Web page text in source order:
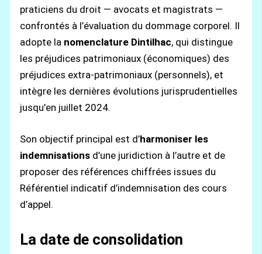
praticiens du droit — avocats et magistrats —
confrontés à l’évaluation du dommage corporel. Il
adopte la nomenclature Dintilhac, qui distingue
les préjudices patrimoniaux (économiques) des
préjudices extra-patrimoniaux (personnels), et
intègre les dernières évolutions jurisprudentielles
jusqu’en juillet 2024.
Son objectif principal est d’harmoniser les
indemnisations d’une juridiction à l’autre et de
proposer des références chiffrées issues du
Référentiel indicatif d’indemnisation des cours
d’appel.
La date de consolidation